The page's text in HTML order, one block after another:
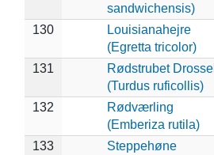
sandwichensis)
130
Louisianahejre
(Egretta tricolor)
131
Rødstrubet Drossel
(Turdus ruficollis)
132
Rødværling
(Emberiza rutila)
133
Steppehøne